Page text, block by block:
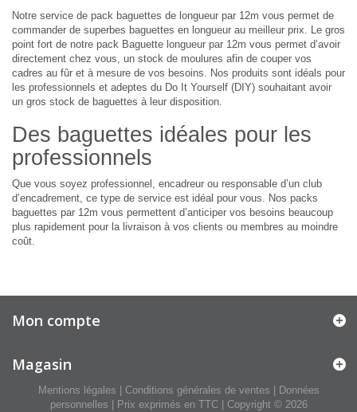
Notre service de pack baguettes de longueur par 12m vous permet de
commander de superbes baguettes en longueur au meilleur prix. Le gros
point fort de notre pack Baguette longueur par 12m vous permet d’avoir
directement chez vous, un stock de moulures afin de couper vos
cadres au fûr et à mesure de vos besoins. Nos produits sont idéals pour
les professionnels et adeptes du Do It Yourself (DIY) souhaitant avoir
un gros stock de baguettes à leur disposition.
Des baguettes idéales pour les
professionnels
Que vous soyez professionnel, encadreur ou responsable d’un club
d’encadrement, ce type de service est idéal pour vous. Nos packs
baguettes par 12m vous permettent d’anticiper vos besoins beaucoup
plus rapidement pour la livraison à vos clients ou membres au moindre
coût.
Mon compte
Magasin
Mentions légales Conditions générales de ventes
Données
personnelles | Prix exprimés en TTC | Copyright © 2026